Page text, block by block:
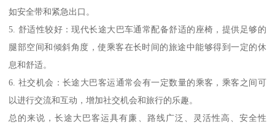
如安全带和紧急出口。
5. 舒适性较好：现代长途大巴车通常配备舒适的座椅，提供足够的
腿部空间和倾斜角度，使乘客在长时间的旅途中能够得到一定的休
息和舒适。
6. 社交机会：长途大巴客运通常会有一定数量的乘客，乘客之间可
以进行交流和互动，增加社交机会和旅行的乐趣。
总的来说，长途大巴客运具有廉、路线广泛、灵活性高、安全性